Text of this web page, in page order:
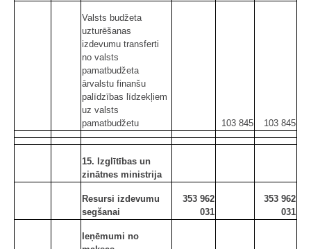
Valsts budžeta
uzturēšanas
izdevumu transferti
no valsts
pamatbudžeta
ārvalstu finanšu
palīdzības līdzekļiem
uz valsts
pamatbudžetu
103 845 103 845
15. Izglītības un
zinātnes ministrija
Resursi izdevumu
segšanai
353 962
031
353 962
031
Ieņēmumi no